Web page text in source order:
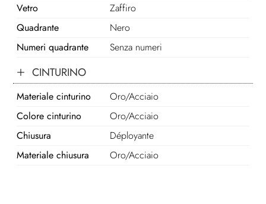
Vetro
Zaffiro
Quadrante
Nero
Numeri quadrante
Senza numeri
CINTURINO
Materiale cinturino
Oro/Acciaio
Colore cinturino
Oro/Acciaio
Chiusura
Déployante
Materiale chiusura
Oro/Acciaio